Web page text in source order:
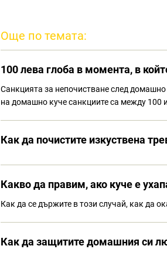
Още по темата:
100 лева глоба в момента, в
Санкцията за непочистване след
на домашно куче санкциите са между 100
Как да почистите изкуствена
Какво да правим, ако куче е
Как да се държите в този случай, как да
Как да защитите домашния си